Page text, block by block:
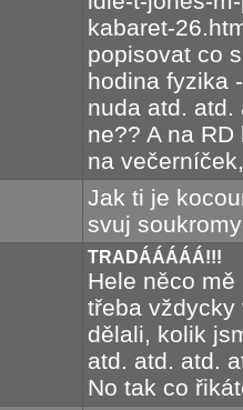
kabaret-
popisovat co
hodina fyzika
nuda atd. atd.
ne?? A na
na
Jak ti je
svuj
TRADÁÁÁÁÁ!!!
Hele něco
třeba vždycky
dělali, kolik
atd. atd. atd.
No tak co